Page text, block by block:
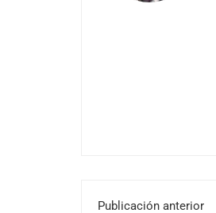
Publicación anterior